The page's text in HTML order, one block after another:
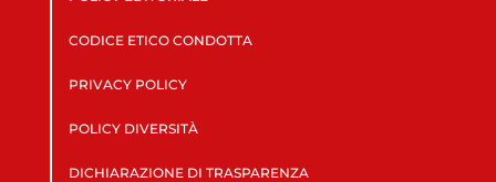
CODICE ETICO CONDOTTA
PRIVACY POLICY
POLICY DIVERSITÀ
DICHIARAZIONE DI TRASPARENZA